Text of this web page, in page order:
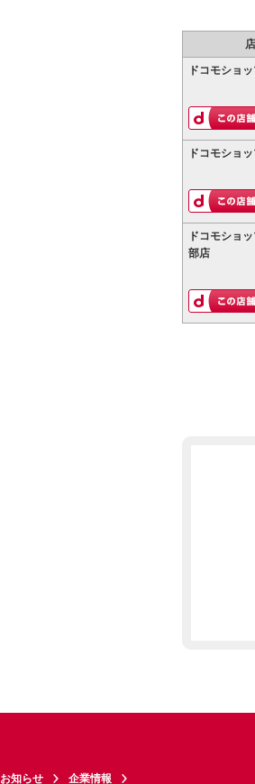
ドコモショ
ドコモショ
ドコモショ
部店
お知らせ 企業情報